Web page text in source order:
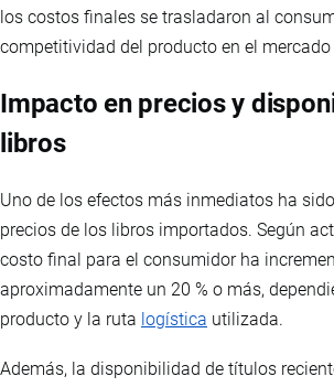
los costos finales se trasladaron al
competitividad del producto en el
Impacto en precios y
libros
Uno de los efectos más inmediatos ha
precios de los libros importados. Según
costo final para el consumidor ha
aproximadamente un 20 % o más,
producto y la ruta logística utilizada.
Además, la disponibilidad de títulos